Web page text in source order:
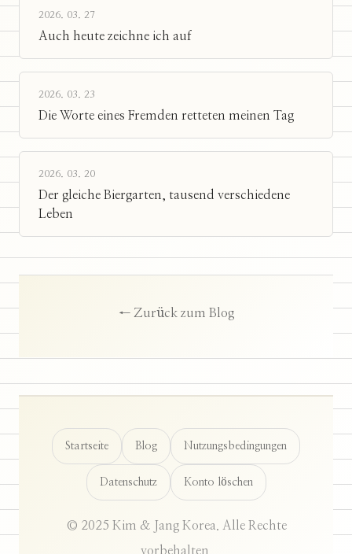
2026. 03. 27
Auch heute zeichne ich auf
2026. 03. 23
Die Worte eines Fremden retteten meinen Tag
2026. 03. 20
Der gleiche Biergarten, tausend verschiedene
Leben
← Zurück zum Blog
Startseite Blog Nutzungsbedingungen
Datenschutz Konto löschen
© 2025 Kim & Jang Korea. Alle Rechte
vorbehalten.